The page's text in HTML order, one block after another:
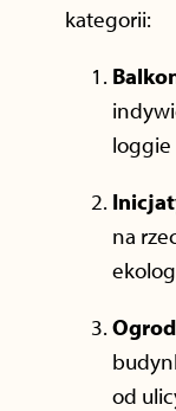
kategorii:
loggie
na
od